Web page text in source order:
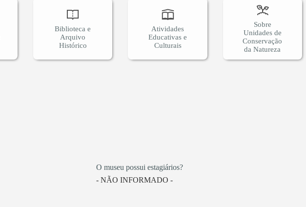
O museu possui estagiários?
- NÃO INFORMADO -
Biblioteca e
Arquivo
Histórico
Atividades
Educativas e
Culturais
Sobre
Unidades de
Conservação
da Natureza